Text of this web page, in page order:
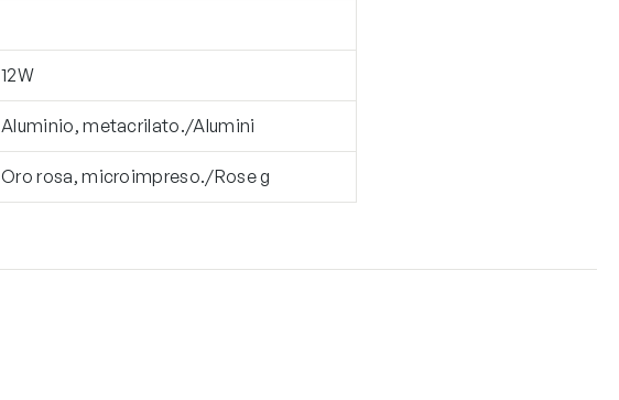
12W
Aluminio, metacrilato./Alumini
Oro rosa, microimpreso./Rose g